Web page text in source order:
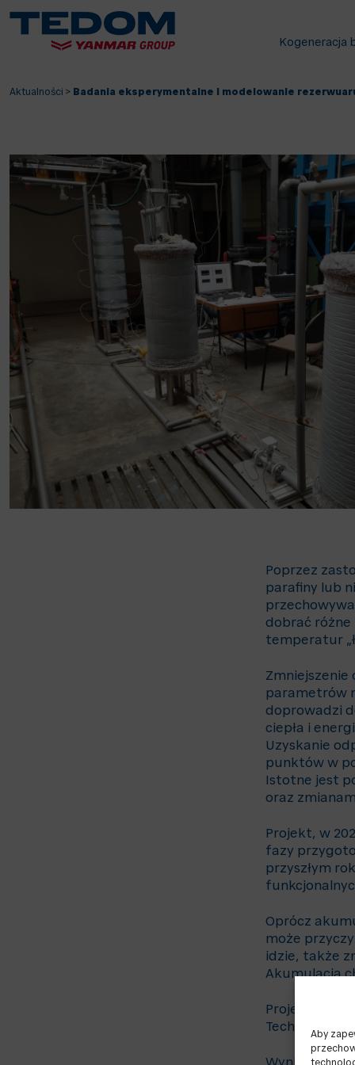
Aby
Kogeneracja
Aktualności > Badania eksperymentalne i modelowanie
Poprzez
parafiny lub
dobrać różne
temperatur
parametrów
doprowadzi
ciepła i
Uzyskanie
punktów w
Istotne jest
oraz
Projekt, w
fazy
przyszłym
Oprócz
może
idzie, także
Akumulacja
Projekt, który